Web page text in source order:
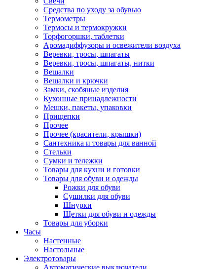
Средства по уходу за обувью
Термометры
Термосы и термокружки
Торфогоршки, таблетки
Аромадиффузоры и освежители воздуха
Веревки, тросы, шпагаты
Веревки, тросы, шпагаты, нитки
Вешалки
Вешалки и крючки
Замки, скобяные изделия
Кухонные принадлежности
Мешки, пакеты, упаковки
Прищепки
Прочее
Прочее (красители, крышки)
Сантехника и товары для ванной
Стельки
Сумки и тележки
Товары для кухни и готовки
Товары для обуви и одежды
Рожки для обуви
Сушилки для обуви
Шнурки
Щетки для обуви и одежды
Товары для уборки
Часы
Настенные
Настольные
Электротовары
Автоматические выключатели